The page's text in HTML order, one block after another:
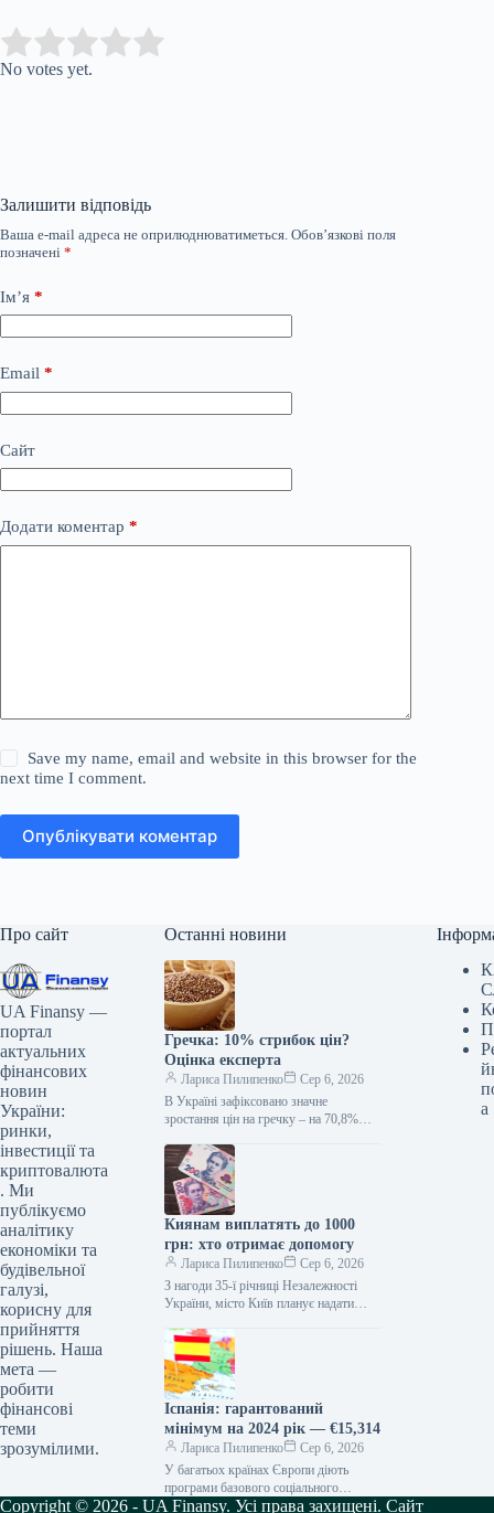
Rate this item:
No votes yet.
Залишити відповідь
Ваша e-mail адреса не оприлюднюватиметься. Обов’язкові поля
позначені *
Ім’я *
Email *
Сайт
Додати коментар *
Save my name, email and website in this browser for the
next time I comment.
Опублікувати коментар
Про сайт
UA Finansy —
портал
актуальних
фінансових
новин
України:
ринки,
інвестиції та
криптовалюта
. Ми
публікуємо
аналітику
економіки та
будівельної
галузі,
корисну для
прийняття
рішень. Наша
мета —
робити
фінансові
теми
зрозумілими.
Останні новини
Гречка: 10% стрибок цін?
Оцінка експерта
Лариса Пилипенко
Сер 6, 2026
В Україні зафіксовано значне
зростання цін на гречку – на 70,8%
липні спостерігалося невелике…
Киянам виплатять до 1000
грн: хто отримає допомогу
Лариса Пилипенко
Сер 6, 2026
З нагоди 35-ї річниці Незалежності
України, місто Київ планує надати
допомогу майже 255 тисячам
мешканців. Загальний обсяг…
Іспанія: гарантований
мінімум на 2024 рік — €15,314
Лариса Пилипенко
Сер 6, 2026
У багатьох країнах Європи діють
програми базового соціального
забезпечення, спрямовані на
а
Copyright © 2026 - UA Finansy. Усі права захищені. Сайт